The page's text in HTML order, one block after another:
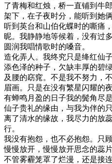
了青梅和红烛，桥一直铺到牛
架下，在子夜时分，能听到她
听到英台和山伯化蝶时的嘶痛
昵。我静静地等候着，没有过
圆润我唱情歌时的嗓音。
造化弄人。我终究只是绛红仙
添色泽的种子，欠缺丰厚的碧
及腰的窈窕。不是我不努力，
眉画。只是在没有繁星闪耀的
有蝉鸣月盈的日子我的鬓角尽
仙子贵礼的缘由，与我为伴的
离了清水的缘故，我尽力的放
行。
我没有抱怨，也不必抱怨。只
慢慢放开，慢慢放开思念的蕊
不管雾霾笼罩了烂漫，还是接